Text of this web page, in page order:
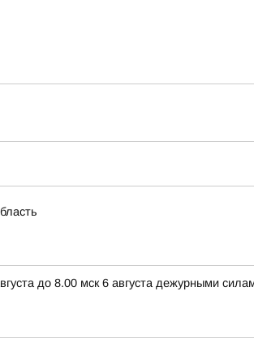
до 8.00 мск 6 августа дежурными